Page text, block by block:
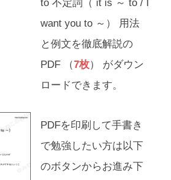
to 不定詞（ it is ～ to / I
want you to ～） 用法
と例文を徹底解説の
PDF （7枚） がダウン
ロードできます。
PDFを印刷して手書き
で勉強したい方は以下
のボタンからお進み下